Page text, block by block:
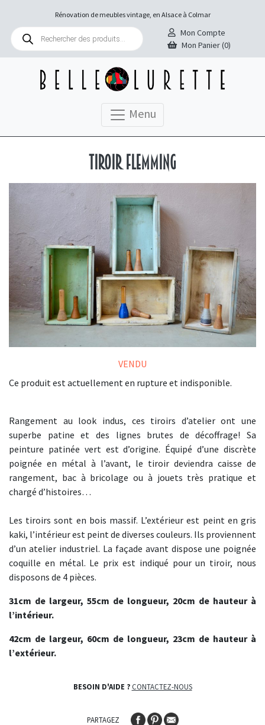
Rénovation de meubles vintage, en Alsace à Colmar
Recherche
produits
Mon Compte
Mon Panier (0)
Menu
Tiroir Flemming
VENDU
Ce produit est actuellement en rupture et indisponible.
Rangement au look indus, ces tiroirs d’atelier ont une
superbe patine et des lignes brutes de décoffrage! Sa
peinture patinée vert est d’origine. Équipé d’une discrète
poignée en métal à l’avant, le tiroir deviendra caisse de
rangement, bac à bricolage ou à jouets très pratique et
chargé d’histoires…
Les tiroirs sont en bois massif. L’extérieur est peint en gris
kaki, l’intérieur est peint de diverses couleurs. Ils proviennent
d’un atelier industriel. La façade avant dispose une poignée
coquille en métal. Le prix est indiqué pour un tiroir, nous
disposons de 4 pièces.
31cm de largeur, 55cm de longueur, 20cm de hauteur à
l’intérieur.
42cm de largeur, 60cm de longueur, 23cm de hauteur à
l’extérieur.
BESOIN D'AIDE ? CONTACTEZ-NOUS
PARTAGEZ